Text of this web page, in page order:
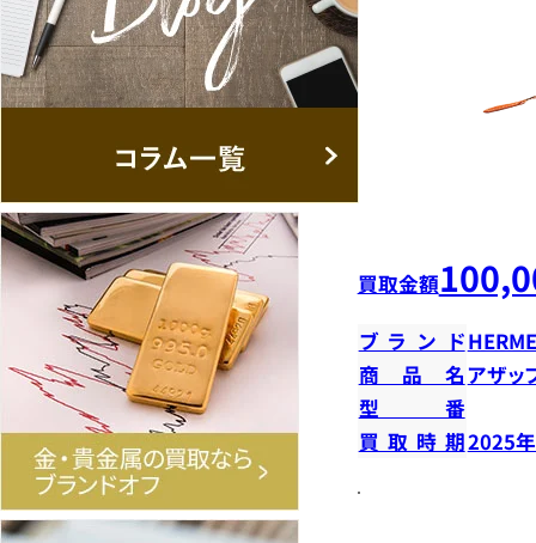
買取金額
ブランド
商品名アザッ
型番
買取時期2025